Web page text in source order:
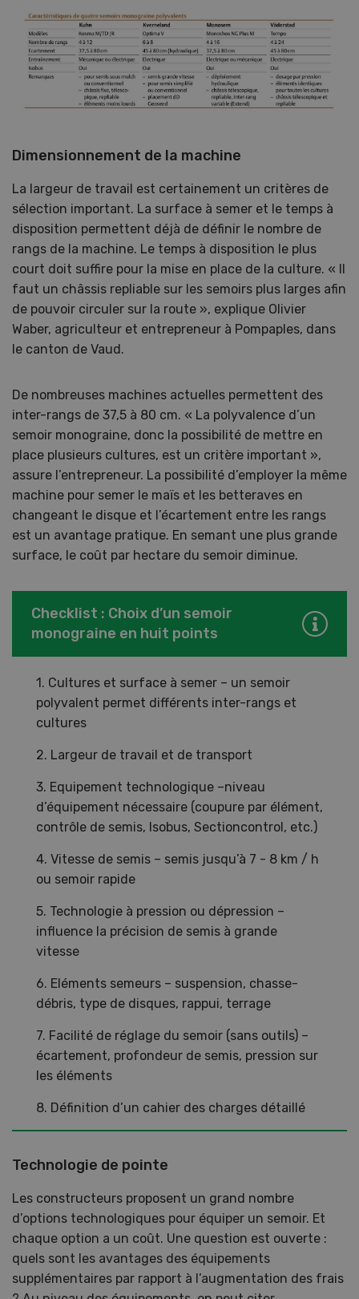
Dimensionnement de la machine
La largeur de travail est certainement un critères de
sélection important. La surface à semer et le temps à
disposition permettent déjà de définir le nombre de
rangs de la machine. Le temps à disposition le plus
court doit suffire pour la mise en place de la culture. « Il
faut un châssis repliable sur les semoirs plus larges afin
de pouvoir circuler sur la route », explique Olivier
Waber, agriculteur et entrepreneur à Pompaples, dans
le canton de Vaud.
De nombreuses machines actuelles permettent des
inter-rangs de 37,5 à 80 cm. « La polyvalence d’un
semoir monograine, donc la possibilité de mettre en
place plusieurs cultures, est un critère important »,
assure l’entrepreneur. La possibilité d’employer la même
machine pour semer le maïs et les betteraves en
changeant le disque et l’écartement entre les rangs
est un avantage pratique. En semant une plus grande
surface, le coût par hectare du semoir diminue.
Checklist : Choix d’un semoir
monograine en huit points
1. Cultures et surface à semer – un semoir
polyvalent permet différents inter-rangs et
cultures
2. Largeur de travail et de transport
3. Equipement technologique –niveau
d’équipement nécessaire (coupure par élément,
contrôle de semis, Isobus, Sectioncontrol, etc.)
4. Vitesse de semis – semis jusqu’à 7 - 8 km / h
ou semoir rapide
5. Technologie à pression ou dépression –
influence la précision de semis à grande
vitesse
6. Eléments semeurs – suspension, chasse-
débris, type de disques, rappui, terrage
7. Facilité de réglage du semoir (sans outils) –
écartement, profondeur de semis, pression sur
les éléments
8. Définition d’un cahier des charges détaillé
Technologie de pointe
Les constructeurs proposent un grand nombre
d’options technologiques pour équiper un semoir. Et
chaque option a un coût. Une question est ouverte :
quels sont les avantages des équipements
supplémentaires par rapport à l’augmentation des frais